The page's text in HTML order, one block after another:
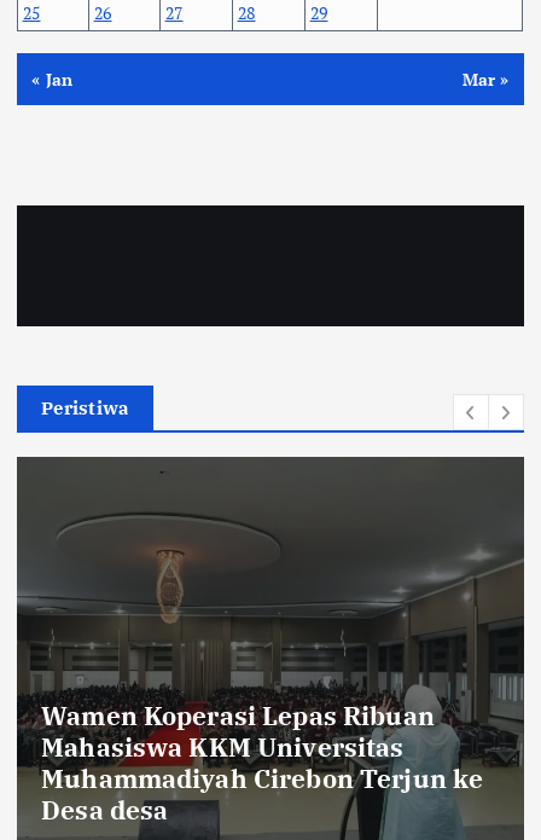
25
26 27 28 29
« Jan Mar »
Peristiwa
Sambut HUT RI ke-81,Warga Dusun
Krajan Tengah Pasang Bendera
Merah Putih Sepanjang 600 Meter